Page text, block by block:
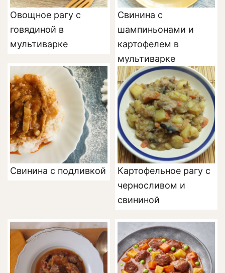
Овощное рагу с
говядиной в
мультиварке
Свинина с
шампиньонами и
картофелем в
мультиварке
Свинина с подливкой
Картофельное рагу с
черносливом и
свининой